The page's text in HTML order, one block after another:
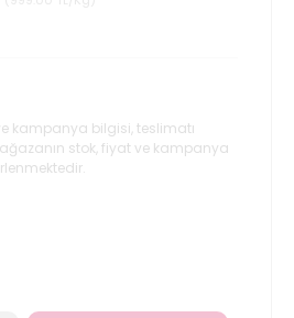
kampanya bilgisi, teslimatı
stok, fiyat ve kampanya